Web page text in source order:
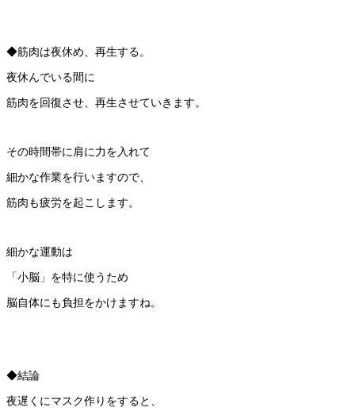
◆筋肉は夜休め、再生する。
夜休んでいる間に
筋肉を回復させ、再生させていきます。
その時間帯に肩に力を入れて
細かな作業を行いますので、
筋肉も疲労を起こします。
細かな運動は
「小脳」を特に使うため
脳自体にも負担をかけますね。
◆結論
夜遅くにマスク作りをすると、